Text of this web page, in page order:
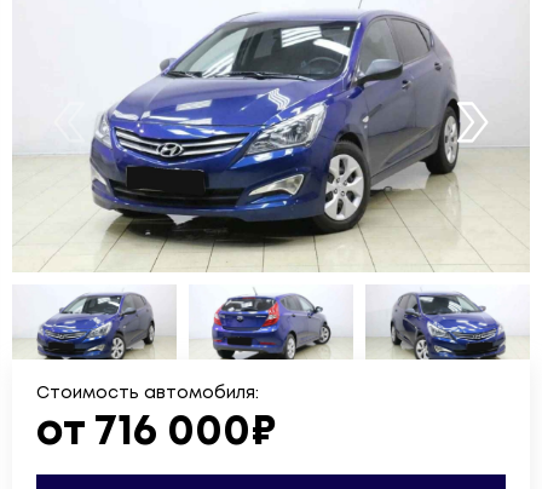
Стоимость автомобиля:
от 716 000₽